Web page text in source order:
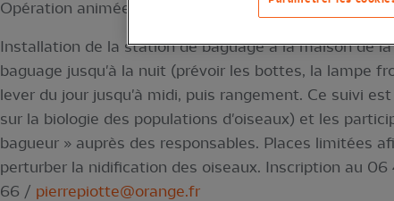
Opération animée par Florian Lepaul et Pierre Piotte.
Installation de la station de baguage à la maison de
baguage jusqu'à la nuit (prévoir les bottes, la lampe
lever du jour jusqu'à midi, puis rangement. Ce suivi
sur la biologie des populations d'oiseaux) et les
bagueur » auprès des responsables. Places limitées
perturber la nidification des oiseaux. Inscription au 06
66 / pierrepiotte@orange.fr